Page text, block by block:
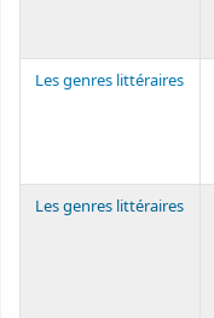
Les genres littéraires
Les genres littéraires